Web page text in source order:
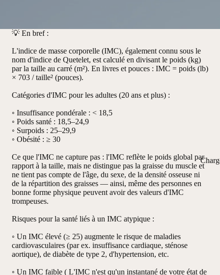
💡 En bref :
L'indice de masse corporelle (IMC), également connu sous le
nom d'indice de Quetelet, est calculé en divisant le poids (kg)
par la taille au carré (m²). En livres et pouces : IMC = poids (lb)
× 703 / taille² (pouces).
Catégories d'IMC pour les adultes (20 ans et plus) :
◦ Insuffisance pondérale : < 18,5
◦ Poids santé : 18,5–24,9
◦ Surpoids : 25–29,9
◦ Obésité : ≥ 30
Ce que l'IMC ne capture pas : l'IMC reflète le poids global par
rapport à la taille, mais ne distingue pas la graisse du muscle et
ne tient pas compte de l'âge, du sexe, de la densité osseuse ni
de la répartition des graisses — ainsi, même des personnes en
bonne forme physique peuvent avoir des valeurs d'IMC
trompeuses.
Risques pour la santé liés à un IMC atypique :
◦ Un IMC élevé (≥ 25) augmente le risque de maladies
cardiovasculaires (par ex. insuffisance cardiaque, sténose
aortique), de diabète de type 2, d'hypertension, etc.
◦ Un IMC faible ( L'IMC n'est qu'un instantané de votre état de